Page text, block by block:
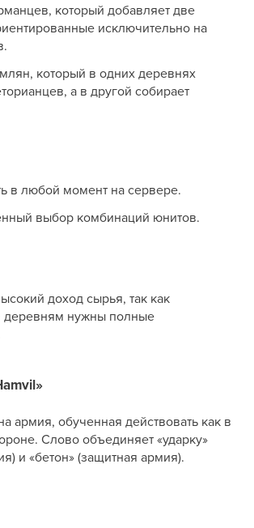
который добавляет две
исключительно на
который в одних деревнях
а в другой собирает
в любой момент на сервере.
выбор комбинаций юнитов.
доход сырья, так как
деревням нужны полные
армия, обученная действовать как в
Слово объединяет «ударку»
и «бетон» (защитная армия).